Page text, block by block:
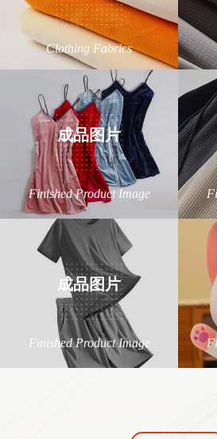
Clothing Fabrics
成品图片
Finished Product Image
成品图片
Finished Product Image